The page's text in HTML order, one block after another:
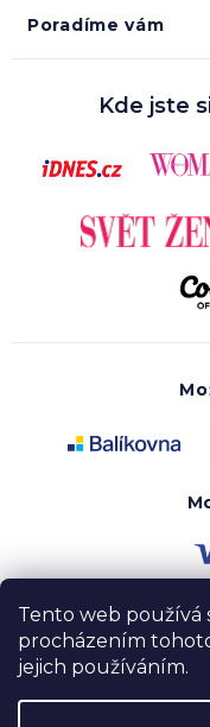
Tento web používá
procházením
jejich používáním.
Poradíme vám
Kde jste